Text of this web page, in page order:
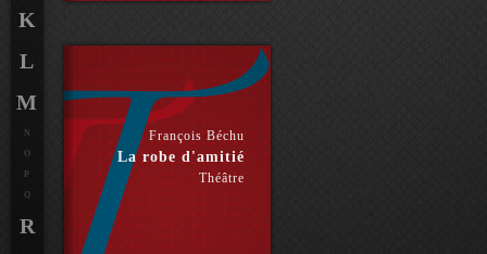
François Béchu
La robe d'amitié
Théâtre
K
L
M
N
O
P
Q
R